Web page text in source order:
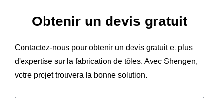
Obtenir un devis gratuit
Contactez-nous pour obtenir un devis gratuit et plus
d'expertise sur la fabrication de tôles. Avec Shengen,
votre projet trouvera la bonne solution.